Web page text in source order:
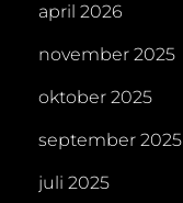
april 2026
november 2025
oktober 2025
september 2025
juli 2025